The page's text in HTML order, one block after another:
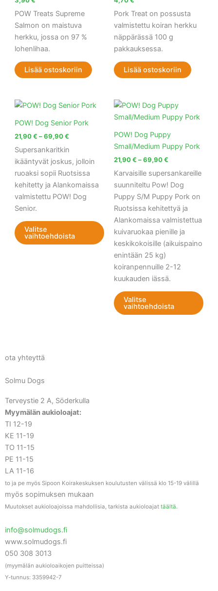
POW Treats Supreme
Salmon on maistuva
herkku, jossa on 97 %
lohenlihaa.
Lisää ostoskoriin
Pork Treat on possusta
valmistettu koiran herkku
näppärässä 100 g
pakkauksessa.
Lisää ostoskoriin
POW! Dog Senior Pork
21,90€ –69,90€
Hintaluokka:
69,90 €
Supersankaritkin
ikääntyvät joskus, jolloin
ruoaksi sopii Ruotsissa
kehitetty ja Alankomaissa
valmistettu POW! Dog
Senior.
Valitse
vaihtoehdoista
Tällä
tuotteella
useampi
muunnelma.
Voit
tehdä
valinnat
tuotteen
sivulla.
POW! Dog Puppy
Small/Medium Puppy Pork
21,90€ –69,90€
Hintaluokka:
21,90 €
-
Karvaisille supersankareille
suunniteltu Pow! Dog
Puppy S/M Puppy Pork on
Ruotsissa kehitettyä ja
Alankomaissa valmistettua
kuivaruokaa pienille ja
keskikokoisille (aikuispaino
enintään 25 kg)
koiranpennuille 2-12
kuukauden iässä.
Valitse
vaihtoehdoista
ota yhteyttä
Solmu Dogs
Terveystie 2 A, Söderkulla
Myymälän aukioloajat:
TI 12-19
KE 11-19
TO 11-15
PE 11-15
LA 11-16
to ja pe myös Sipoon Koirakeskuksen koulutusten välissä klo 15-19 välillä
myös sopimuksen mukaan
Muutokset aukioloajoissa mahdollisia, tarkista aukioloajat täältä.
info@solmudogs.fi
www.solmudogs.fi
050 308 3013
(myymälän aukioloaikojen puitteissa)
Y-tunnus: 3359942-7